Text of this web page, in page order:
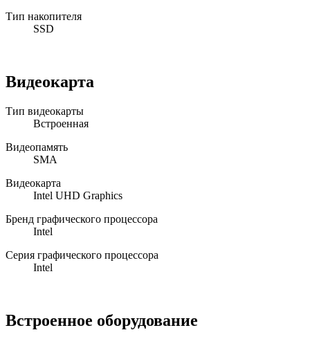
Тип накопителя
SSD
Видеокарта
Тип видеокарты
Встроенная
Видеопамять
SMA
Видеокарта
Intel UHD Graphics
Бренд графического процессора
Intel
Серия графического процессора
Intel
Встроенное оборудование